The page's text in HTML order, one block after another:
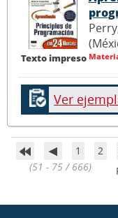
Texto impreso
Ver
1 2
(51 - 75 / 666)